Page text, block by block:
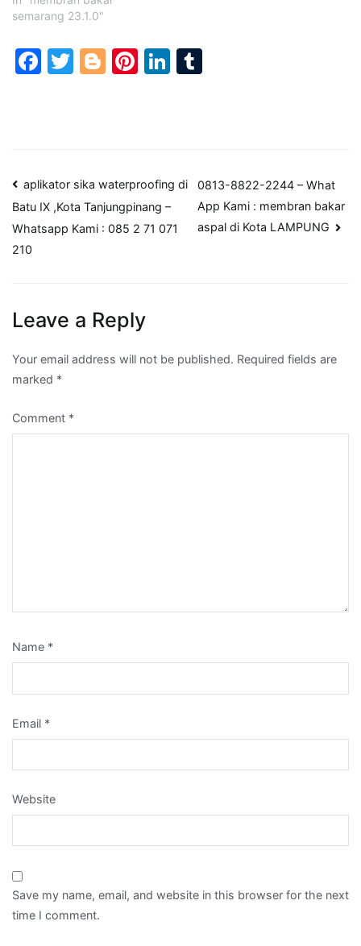
semarang 23.1.0"
Facebook
Twitter
Blogger
Pinterest
LinkedIn
Post
navigation
aplikator sika waterproofing di
Batu IX ,Kota Tanjungpinang –
Whatsapp Kami : 085 2 71 071
210
0813-8822-2244 – What
App Kami : membran bakar
aspal di Kota LAMPUNG
Leave a Reply
Your email address will not be published. Required fields are
marked *
Comment *
Name *
Email *
Website
Save my name, email, and website in this browser for the next
time I comment.